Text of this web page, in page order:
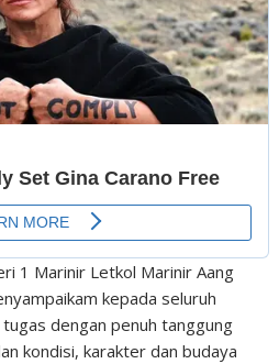
1 Marinir Letkol Marinir Aang
kepada seluruh
dengan penuh tanggung
kondisi, karakter dan budaya